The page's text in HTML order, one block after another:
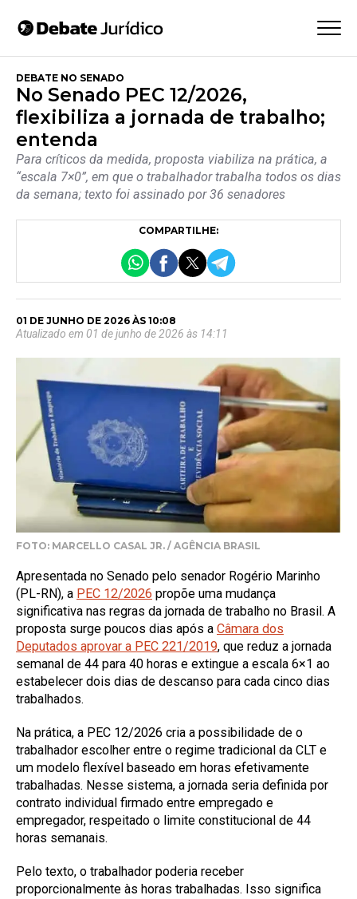
DEBATE NO SENADO
No Senado PEC 12/2026,
flexibiliza a jornada de trabalho;
entenda
Para críticos da medida, proposta viabiliza na prática, a
“escala 7×0”, em que o trabalhador trabalha todos os dias
da semana; texto foi assinado por 36 senadores
COMPARTILHE:
01 DE JUNHO DE 2026 ÀS 10:08
Atualizado em 01 de junho de 2026 às 14:11
FOTO: MARCELLO CASAL JR. / AGÊNCIA BRASIL
Apresentada no Senado pelo senador Rogério Marinho
(PL-RN), a PEC 12/2026 propõe uma mudança
significativa nas regras da jornada de trabalho no Brasil. A
proposta surge poucos dias após a Câmara dos
Deputados aprovar a PEC 221/2019, que reduz a jornada
semanal de 44 para 40 horas e extingue a escala 6×1 ao
estabelecer dois dias de descanso para cada cinco dias
trabalhados.
Na prática, a PEC 12/2026 cria a possibilidade de o
trabalhador escolher entre o regime tradicional da CLT e
um modelo flexível baseado em horas efetivamente
trabalhadas. Nesse sistema, a jornada seria definida por
contrato individual firmado entre empregado e
empregador, respeitado o limite constitucional de 44
horas semanais.
Pelo texto, o trabalhador poderia receber
proporcionalmente às horas trabalhadas. Isso significa